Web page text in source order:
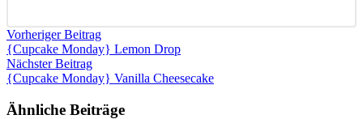
Vorheriger Beitrag
{Cupcake Monday} Lemon Drop
Nächster Beitrag
{Cupcake Monday} Vanilla Cheesecake
Ähnliche Beiträge